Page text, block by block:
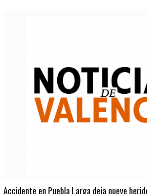
Accidente en Puebla Larga deja nueve